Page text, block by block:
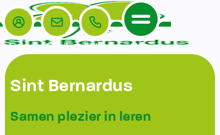
Home
De School
Veiligheidsplan
Het Team
Ouders
TussenSchoolse Opvang (TSO)
Login E-mail Bellen Menu
Sint Bernardus
Samen plezier in leren